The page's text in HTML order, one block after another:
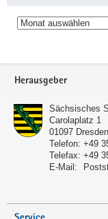
Archiv
Service
Herausgeber
Sächsisches
Carolaplatz 1
01097 Dresden
Telefon: +49
Telefax: +49
E-Mail: